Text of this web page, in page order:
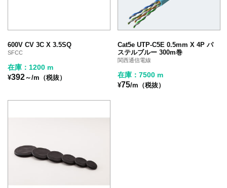
600V CV 3C X 3.5SQ
SFCC
在庫：1200 m
¥392～/m（税抜）
Cat5e UTP-C5E 0.5mm X 4P パ
ステルブルー 300m巻
関西通信電線
在庫：7500 m
¥75/m（税抜）